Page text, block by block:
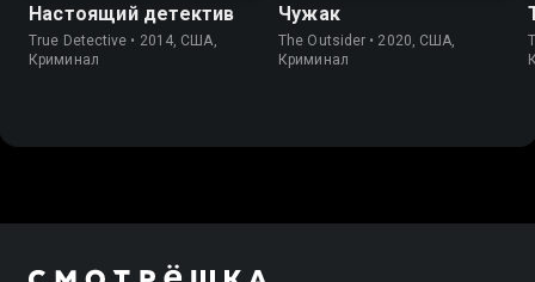
Настоящий детектив
True Detective • 2014, США,
Криминал
Чужак
The Outsider • 2020, США,
Криминал